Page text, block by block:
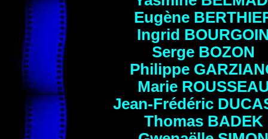
Eugène
Ingrid
Serge BOZON
Philippe
Marie
Jean-Frédéric
Thomas BADEK